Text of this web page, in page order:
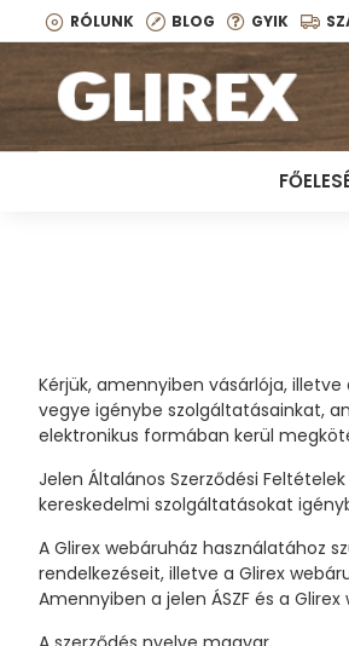
RÓLUNK BLOG GYIK
Kérjük, amennyiben vásárlója,
vegye igénybe szolgáltatásainkat,
elektronikus formában kerül
Jelen Általános Szerződési
kereskedelmi szolgáltatásokat
A Glirex webáruház használatához
rendelkezéseit, illetve a Glirex
Amennyiben a jelen ÁSZF és a